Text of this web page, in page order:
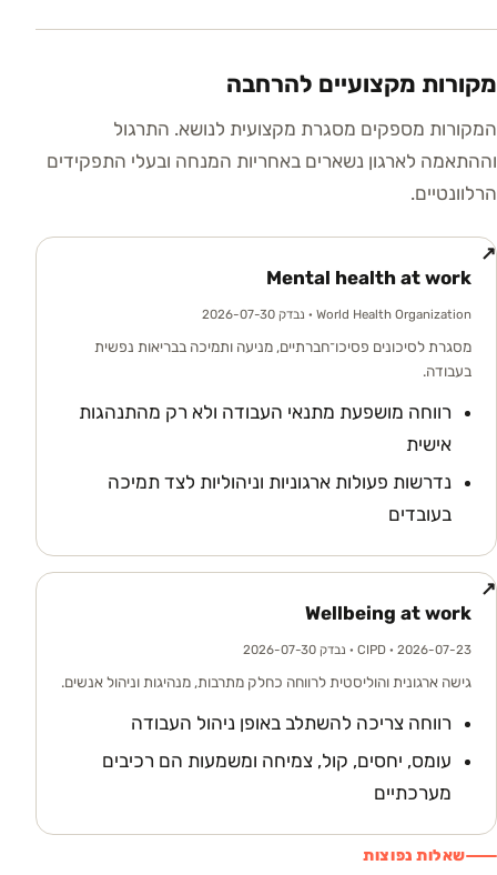
מקורות מקצועיים להרחבה
המקורות מספקים מסגרת מקצועית לנושא. התרגול
וההתאמה לארגון נשארים באחריות המנחה ובעלי התפקידים
הרלוונטיים.
Mental health at work
World Health Organization · נבדק 2026-07-30
מסגרת לסיכונים פסיכו־חברתיים, מניעה ותמיכה בבריאות נפשית
בעבודה.
רווחה מושפעת מתנאי העבודה ולא רק מהתנהגות
אישית
נדרשות פעולות ארגוניות וניהוליות לצד תמיכה
בעובדים
↗
Wellbeing at work
CIPD · 2026-07-23 · נבדק 2026-07-30
גישה ארגונית והוליסטית לרווחה כחלק מתרבות, מנהיגות וניהול אנשים.
רווחה צריכה להשתלב באופן ניהול העבודה
עומס, יחסים, קול, צמיחה ומשמעות הם רכיבים
מערכתיים
↗
שאלות נפוצות